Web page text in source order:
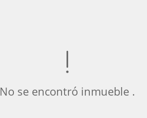
No se encontró inmueble .